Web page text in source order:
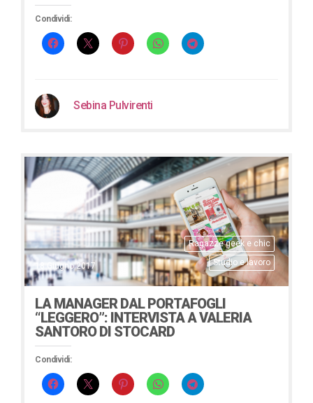
Condividi:
Sebina Pulvirenti
Ragazze geek e chic
Studio e lavoro
18 Giugno 2017
LA MANAGER DAL PORTAFOGLI
“LEGGERO”: INTERVISTA A VALERIA
SANTORO DI STOCARD
Condividi: